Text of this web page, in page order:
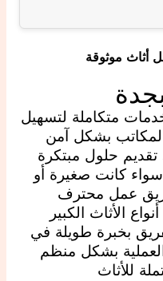
أثاث موثوقة
متكاملة لتسهيل
بشكل آمن
حلول مبتكرة
سواء كانت صغيرة أو
عمل محترف
الأثاث الكبير
بخبرة طويلة في
بشكل منظم
للأثاث